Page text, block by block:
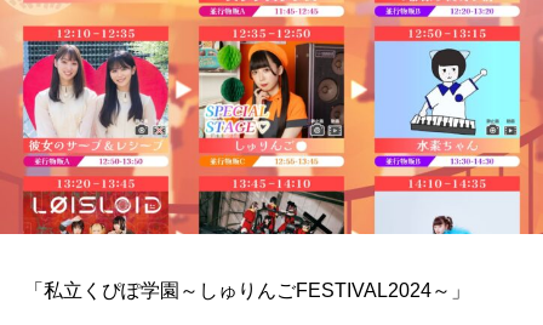
「私立くぴぽ学園～しゅりんごFESTIVAL2024～」